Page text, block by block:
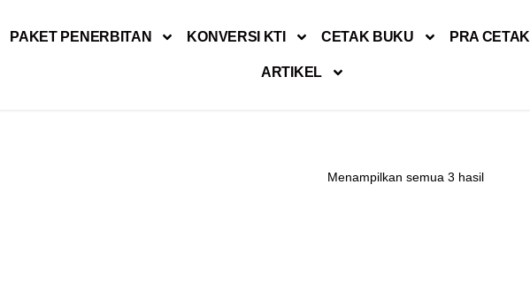
PAKET PENERBITAN KONVERSI KTI CETAK BUKU PRA CETAK
ARTIKEL
Menampilkan semua 3 hasil